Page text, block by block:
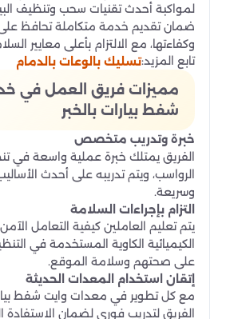
لمواكبة أحدث تقنيات سحب وتنظيف
ضمان تقديم خدمة متكاملة تحافظ
وكفاءتها، مع الالتزام بأعلى معايير
تابع المزيد:تسليك بالوعات بالدمام
مميزات فريق العمل في
شفط بيارات بالخبر
خبرة وتدريب متخصص
الفريق يمتلك خبرة عملية واسعة في
الرواسب، ويتم تدريبه على أحدث
وسريعة.
التزام بإجراءات السلامة
يتم تعليم العاملين كيفية التعامل
الكيميائية الكاوية المستخدمة في
على صحتهم وسلامة الموقع.
إتقان استخدام المعدات الحديثة
مع كل تطوير في معدات وايت شفط
الفريق لتدريب فوري لضمان الاستفادة